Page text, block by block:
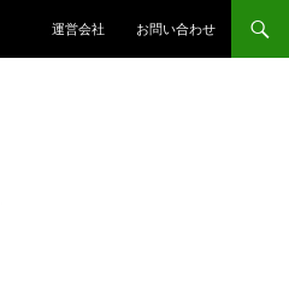
運営会社
お問い合わせ